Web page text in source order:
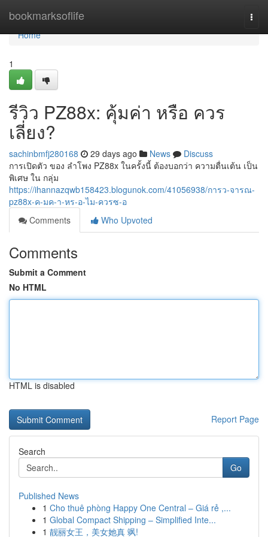
bookmarksoflife
Home
Home
1
รีวิว PZ88x: คุ้มค่า หรือ ควร
เลี่ยง?
sachinbmfj280168 29 days ago News
Discuss
การเปิดตัว ของ ลำโพง PZ88x ในครั้งนี้ ต้องบอกว่า ความตื่นเต้น เป็น
พิเศษ ใน กลุ่ม
https://ihannazqwb158423.blogunok.com/41056938/การว-จารณ-
pz88x-ค-มค-า-หร-อ-ไม-ควรซ-อ
Comments
Who Upvoted
Comments
Submit a Comment
No HTML
HTML is disabled
Report Page
Search
Go
Published News
1 Cho thuê phòng Happy One Central – Giá rẻ ,...
1 Global Compact Shipping – Simplified Inte...
1 靓丽女王，美女她真 飒!